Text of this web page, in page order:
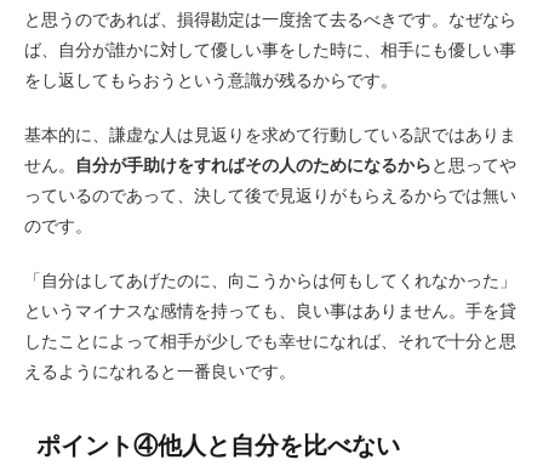
と思うのであれば、損得勘定は一度捨て去るべきです。なぜなら
ば、自分が誰かに対して優しい事をした時に、相手にも優しい事
をし返してもらおうという意識が残るからです。
基本的に、謙虚な人は見返りを求めて行動している訳ではありま
せん。
自分が手助けをすればその人のためになるからと思ってや
っているのであって、決して後で見返りがもらえるからでは無い
のです。
「自分はしてあげたのに、向こうからは何もしてくれなかった」
というマイナスな感情を持っても、良い事はありません。手を貸
したことによって相手が少しでも幸せになれば、それで十分と思
えるようになれると一番良いです。
ポイント④他人と自分を比べない